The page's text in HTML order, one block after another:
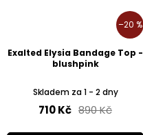
–20 %
Exalted Elysia Bandage Top -
blushpink
Skladem za 1 - 2 dny
710 Kč 890 Kč